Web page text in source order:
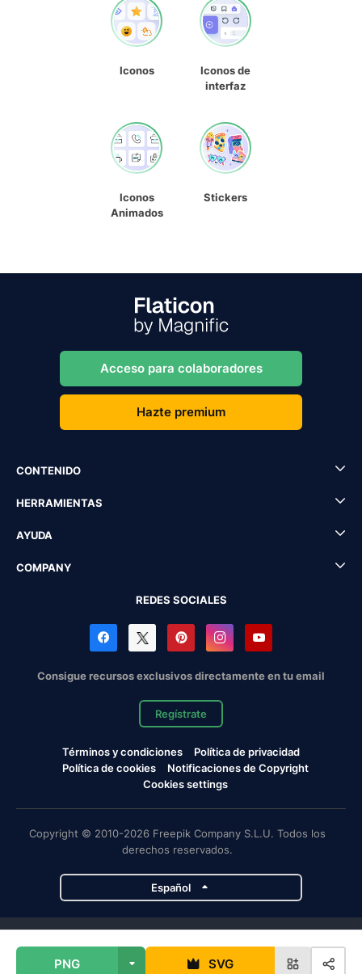
PNG SVG
Iconos
Iconos de
interfaz
Iconos
Animados
Stickers
Acceso para colaboradores
Hazte premium
CONTENIDO
HERRAMIENTAS
AYUDA
COMPANY
REDES SOCIALES
Consigue recursos exclusivos directamente en tu email
Regístrate
Términos y condiciones
Política de privacidad
Política de cookies
Notificaciones de Copyright
Cookies settings
Copyright © 2010-2026 Freepik Company S.L.U. Todos los
derechos reservados.
Español